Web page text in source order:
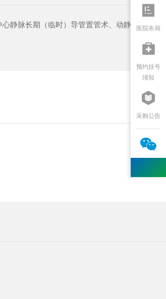
静脉长期（临时）导管置管术、动静脉内瘘成

医院布局

预约挂号
须知

采购公告
